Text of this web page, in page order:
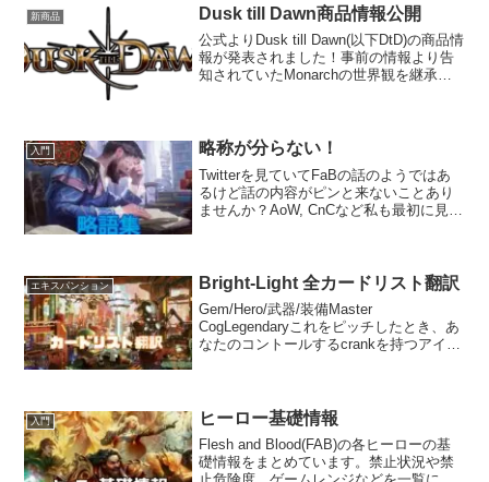
合...
新商品 Dusk till Dawn商品情報公開
公式よりDusk till Dawn(以下DtD)の商品情
報が発表されました！事前の情報より告
知されていたMonarchの世界観を継承し
入門 略称が分らない！
Twitterを見ていてFaBの話のようではあ
るけど話の内容がピンと来ないことあり
ませんか？AoW, CnCなど私も最初に見た
は少な...
エキスパンション Bright-Light 全カードリスト翻訳
Gem/Hero/武器/装備Master
CogLegendaryこれをピッチしたとき、あ
なたのコントールするcrankを持つアイテ
入門 ヒーロー基礎情報
Flesh and Blood(FAB)の各ヒーローの基
礎情報をまとめています。禁止状況や禁